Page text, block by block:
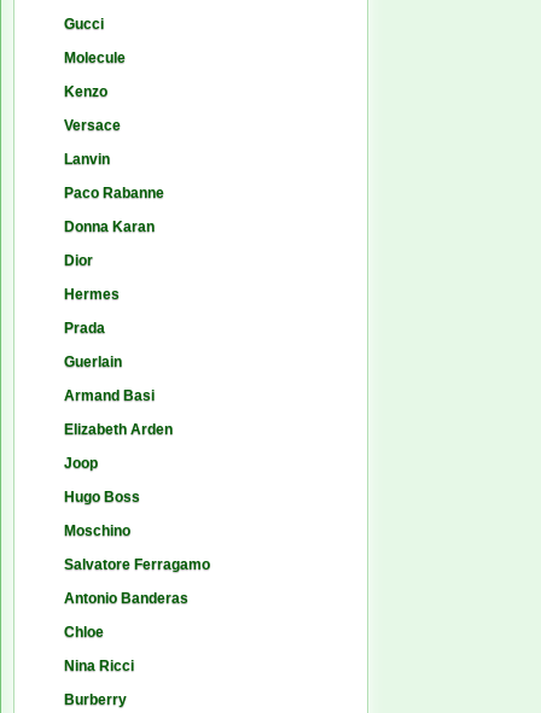
Gucci
Molecule
Kenzo
Versace
Lanvin
Paco Rabanne
Donna Karan
Dior
Hermes
Prada
Guerlain
Armand Basi
Elizabeth Arden
Joop
Hugo Boss
Moschino
Salvatore Ferragamo
Antonio Banderas
Chloe
Nina Ricci
Burberry